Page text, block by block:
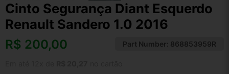
Cinto Segurança Diant Esquerdo
Renault Sandero 1.0 2016
R$ 200,00 Part Number: 868853959R